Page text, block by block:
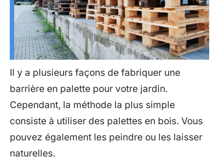
Il y a plusieurs façons de fabriquer une
barrière en palette pour votre jardin.
Cependant, la méthode la plus simple
consiste à utiliser des palettes en bois. Vous
pouvez également les peindre ou les laisser
naturelles.